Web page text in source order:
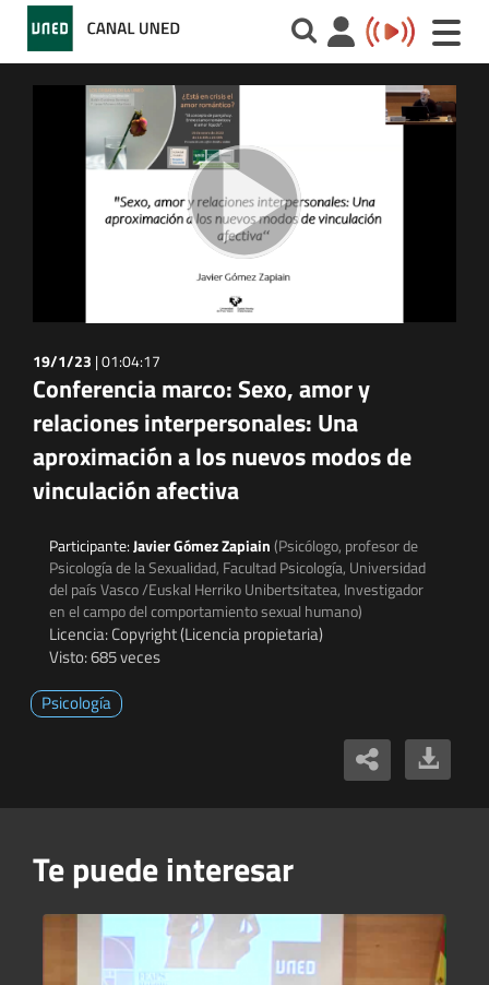
Toggle
19/1/23 |01:04:17
Conferencia marco: Sexo, amor y
relaciones interpersonales: Una
aproximación a los nuevos modos de
vinculación afectiva
Participante:Javier Gómez Zapiain(Psicólogo, profesor de
Psicología de la Sexualidad, Facultad Psicología, Universidad
del país Vasco /Euskal Herriko Unibertsitatea, Investigador
en el campo del comportamiento sexual humano)
Licencia: Copyright (Licencia propietaria)
Visto: 685 veces
Psicología
Te puede interesar